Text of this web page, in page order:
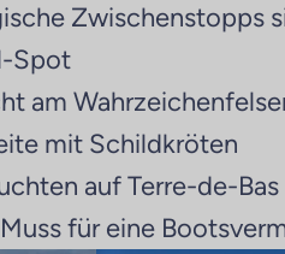
Zwischenstopps
Spot
am
mit Schildkröten
auf Terre-de-
für eine